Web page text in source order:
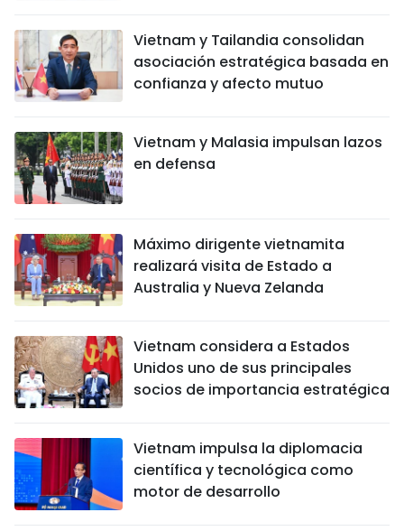
Vietnam y Tailandia consolidan
asociación estratégica basada en
confianza y afecto mutuo
Vietnam y Malasia impulsan lazos
en defensa
Máximo dirigente vietnamita
realizará visita de Estado a
Australia y Nueva Zelanda
Vietnam considera a Estados
Unidos uno de sus principales
socios de importancia estratégica
Vietnam impulsa la diplomacia
científica y tecnológica como
motor de desarrollo